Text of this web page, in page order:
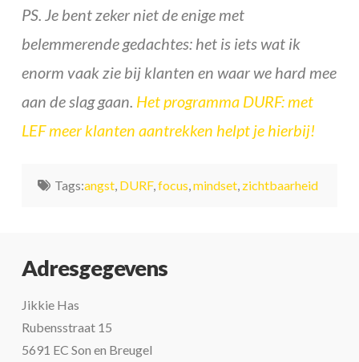
PS. Je bent zeker niet de enige met
belemmerende gedachtes: het is iets wat ik
enorm vaak zie bij klanten en waar we hard mee
aan de slag gaan. Het programma DURF: met
LEF meer klanten aantrekken helpt je hierbij!
Tags:angst, DURF,focus,mindset, zichtbaarheid
Adresgegevens
Jikkie Has
Rubensstraat 15
5691 EC Son en Breugel